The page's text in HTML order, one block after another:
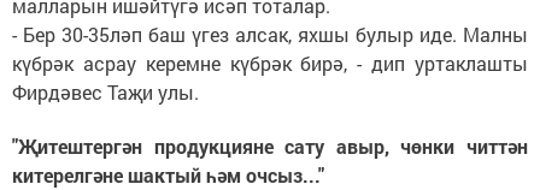
малларын ишәйтүгә исәп тоталар.
- Бер 30-35ләп баш үгез алсак, яхшы булыр иде. Малны
күбрәк асрау керемне күбрәк бирә, - дип уртаклашты
Фирдәвес Таҗи улы.
"Җитештергән продукцияне сату авыр, чөнки читтән
китерелгәне шактый һәм очсыз..."